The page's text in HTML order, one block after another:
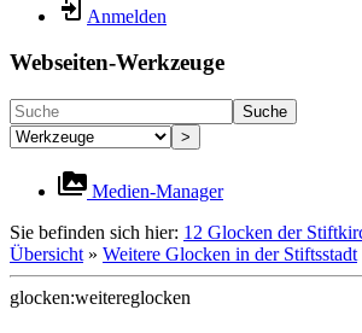
Anmelden
Webseiten-Werkzeuge
Suche
>
Medien-Manager
Sie befinden sich hier: 12 Glocken der
Übersicht » Weitere Glocken in der Stiftsstadt
glocken:weitereglocken